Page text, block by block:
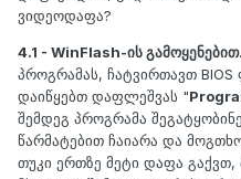
ვიდეოდაფა?
4.1 - WinFlash-ის გამოყენებით
პროგრამას, ჩატვირთავთ
დაიწყებთ დაფლეშვას "
შემდეგ პროგრამა
წარმატებით ჩაიარა და
თუკი ერთზე მეტი დაფა